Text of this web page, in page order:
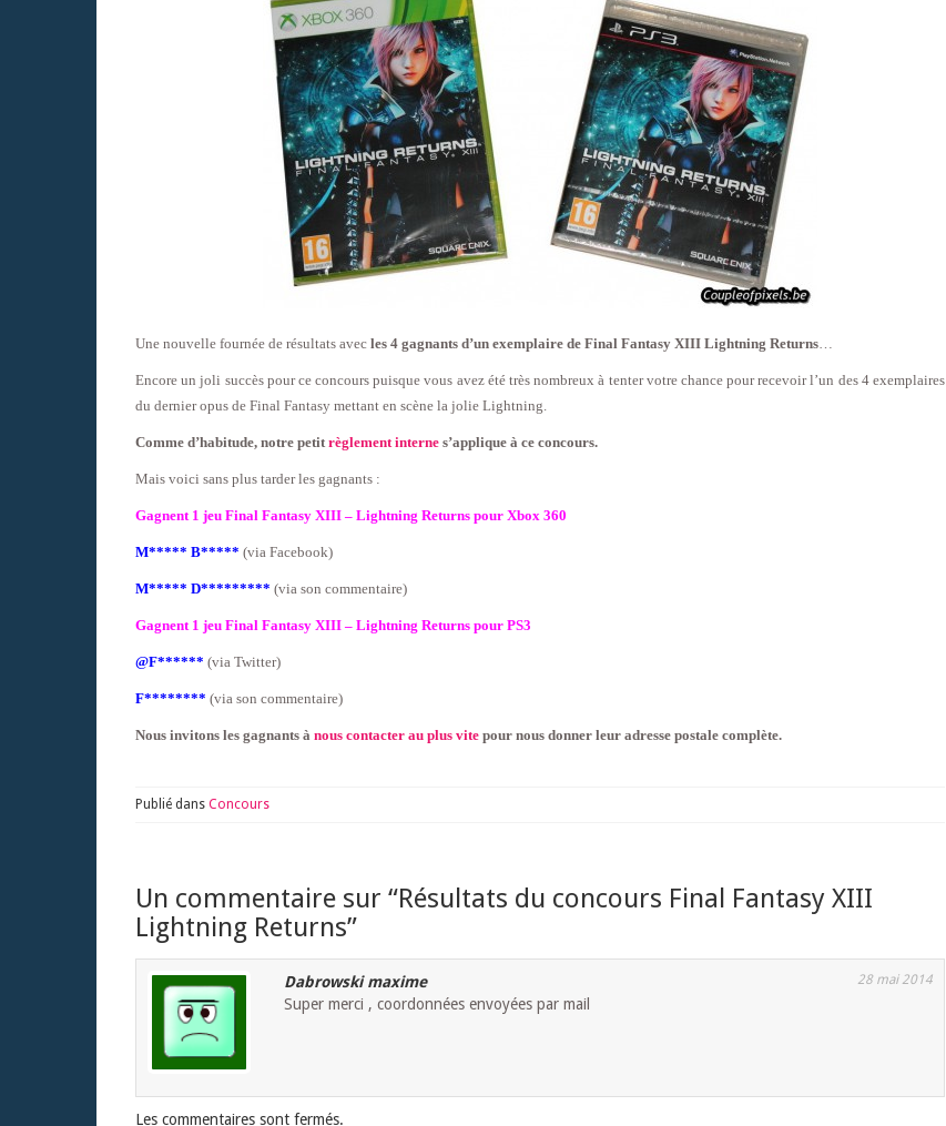
Une nouvelle fournée de résultats avec les 4 gagnants d’un exemplaire de Final Fantasy XIII Lightning Returns
Encore un joli succès pour ce concours puisque vous avez été très nombreux à tenter votre chance pour recevoir l’un des 4 exemplaires
du dernier opus de Final Fantasy mettant en scène la jolie Lightning.
Comme d’habitude, notre petit règlement interne s’applique à ce concours.
Mais voici sans plus tarder les gagnants :
Gagnent 1 jeu Final Fantasy XIII – Lightning Returns pour Xbox 360
M***** B***** (via Facebook)
M***** D********* (via son commentaire)
Gagnent 1 jeu Final Fantasy XIII – Lightning Returns pour PS3
@F****** (via Twitter)
F******** (via son commentaire)
Nous invitons les gagnants à nous contacter au plus vite pour nous donner leur adresse postale complète.
Publié dans Concours
Un commentaire sur “Résultats du concours Final Fantasy XIII
Lightning Returns”
Dabrowski maxime 28 mai 2014
Super merci , coordonnées envoyées par mail
Les commentaires sont fermés.